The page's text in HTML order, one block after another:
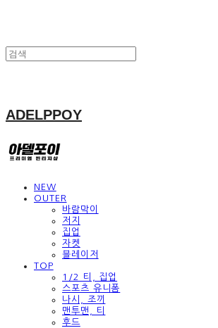
ADELPPOY
NEW
OUTER
바람막이
저지
집업
자켓
블레이저
TOP
1/2 티, 집업
스포츠 유니폼
나시, 조끼
맨투맨, 티
후드